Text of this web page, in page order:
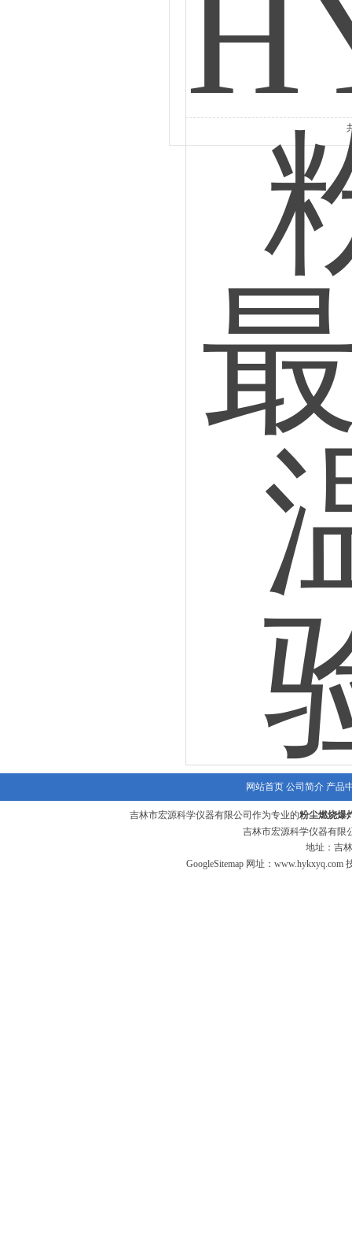
网站首页 公司简介 产品
吉林市宏源科学仪器有限公司作为专业的粉尘燃烧爆
吉林市宏源科学仪器有限
地址：吉
GoogleSitemap网址： www.hykxyq.com